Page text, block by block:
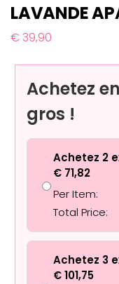
LAVANDE
€39,90
Achetez
gros !
Achetez 2
€ 71,82
Per Item:
Total Price:
Achetez 3
€101,75